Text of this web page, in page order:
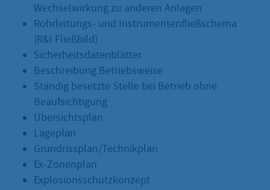
Wechselwirkung zu anderen Anlagen
Rohrleitungs- und Instrumentenfließschema
(R&I Fließbild)
Sicherheitsdatenblätter
Beschreibung Betriebsweise
Ständig besetzte Stelle bei Betrieb ohne
Beaufsichtigung
Übersichtsplan
Lageplan
Grundrissplan/Technikplan
Ex-Zonenplan
Explosionsschutzkonzept